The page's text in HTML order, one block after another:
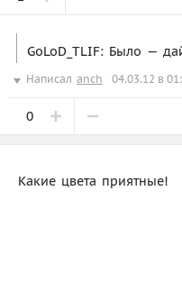
GoLoD_TLIF: Было —
Написал anch 04.03.12 в
0
Какие цвета приятные!